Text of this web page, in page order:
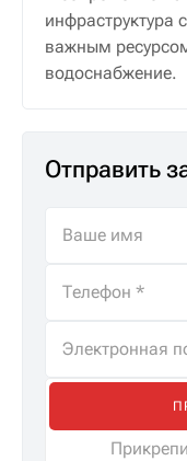
инфраструктура
важным
водоснабжение.
Отправить